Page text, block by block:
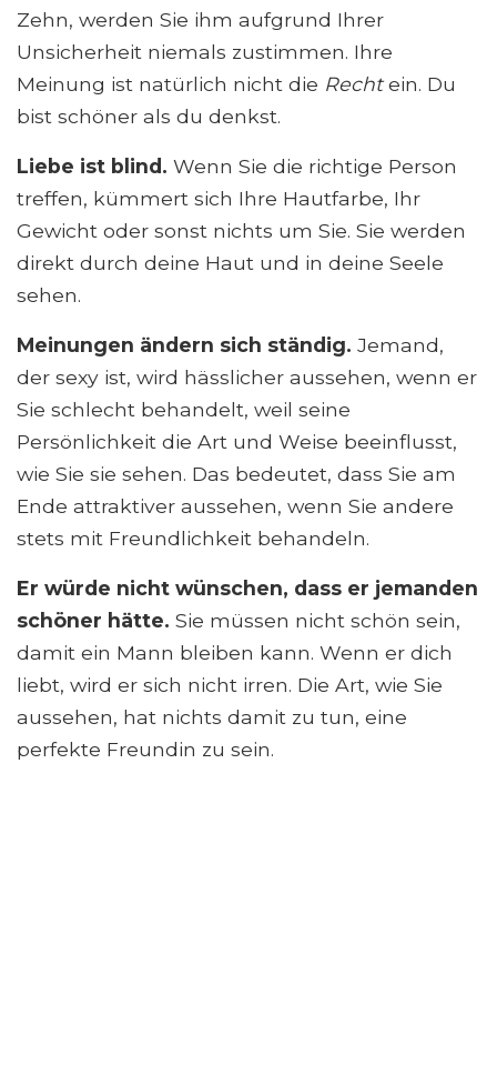
Zehn, werden Sie ihm aufgrund Ihrer
Unsicherheit niemals zustimmen. Ihre
Meinung ist natürlich nicht die Rechtein. Du
bist schöner als du denkst.
Liebe ist blind. Wenn Sie die richtige Person
treffen, kümmert sich Ihre Hautfarbe, Ihr
Gewicht oder sonst nichts um Sie. Sie werden
direkt durch deine Haut und in deine Seele
sehen.
Meinungen ändern sich ständig. Jemand,
der sexy ist, wird hässlicher aussehen, wenn er
Sie schlecht behandelt, weil seine
Persönlichkeit die Art und Weise beeinflusst,
wie Sie sie sehen. Das bedeutet, dass Sie am
Ende attraktiver aussehen, wenn Sie andere
stets mit Freundlichkeit behandeln.
Er würde nicht wünschen, dass er jemanden
schöner hätte. Sie müssen nicht schön sein,
damit ein Mann bleiben kann. Wenn er dich
liebt, wird er sich nicht irren. Die Art, wie Sie
aussehen, hat nichts damit zu tun, eine
perfekte Freundin zu sein.